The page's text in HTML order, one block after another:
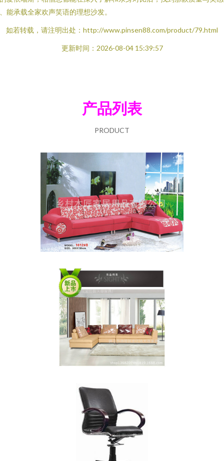
能承载全家欢声笑语的理想沙发。
如若转载，请注明出处：http://www.pinsen88.com/product/79.html
更新时间：2026-08-04 15:39:57
产品列表
PRODUCT